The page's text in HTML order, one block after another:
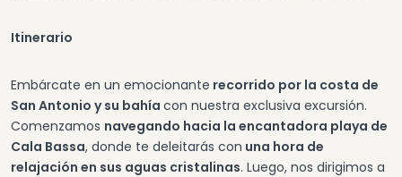
Itinerario
Embárcate en un emocionante recorrido por la costa de
San Antonio y su bahía con nuestra exclusiva excursión.
Comenzamos navegando hacia la encantadora playa de
Cala Bassa, donde te deleitarás con una hora de
relajación en sus aguas cristalinas. Luego, nos dirigimos a